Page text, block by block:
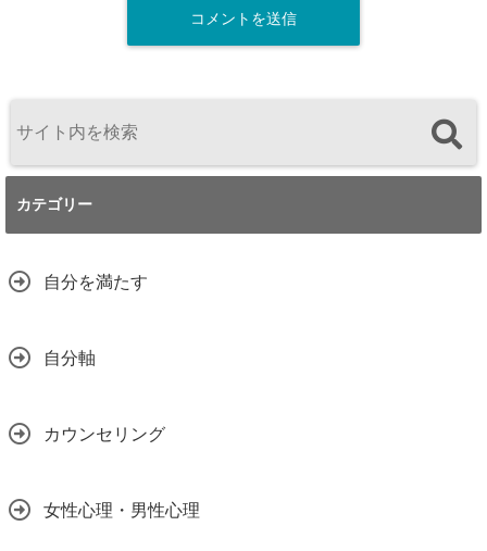
カテゴリー
自分を満たす
自分軸
カウンセリング
女性心理・男性心理